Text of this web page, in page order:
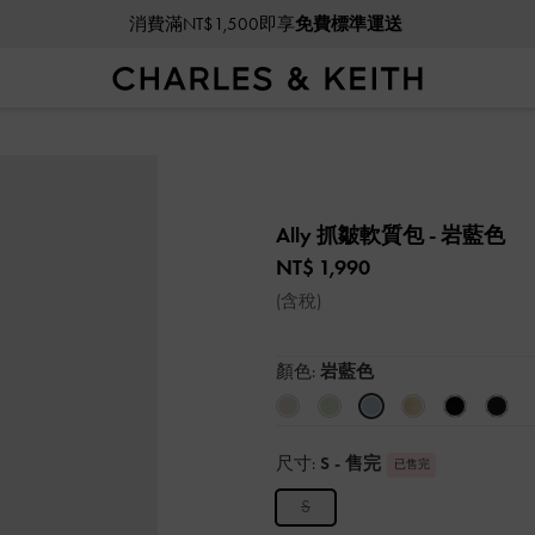
消費滿NT$1,500即享免費標準運送
Ally 抓皺軟質包 - 岩藍色
NT$ 1,990
(含稅)
顏色: 岩藍色
尺寸: S - 售完 已售完
S